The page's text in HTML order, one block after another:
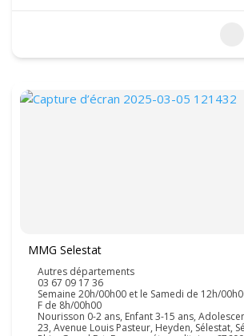
MMG Selestat
Autres départements
03 67 09 17 36
Semaine 20h/00h00 et le Samedi de 12h/
F de 8h/00h00
Nourisson 0-2 ans, Enfant 3-15 ans,
23, Avenue Louis Pasteur, Heyden, Sélestat,